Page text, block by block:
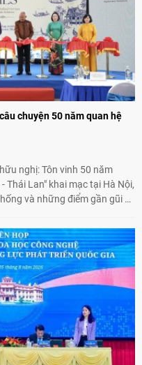
chuyện 50 năm quan hệ
nghị: Tôn vinh 50 năm
Thái Lan" khai mạc tại Hà Nội,
và những điểm gần gũi về
đường nửa thế kỷ quan hệ